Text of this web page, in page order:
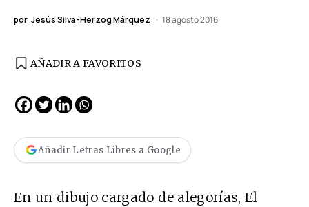
por Jesús Silva-Herzog Márquez 18 agosto 2016
AÑADIR A FAVORITOS
Añadir Letras Libres a Google
En un dibujo cargado de alegorías, El